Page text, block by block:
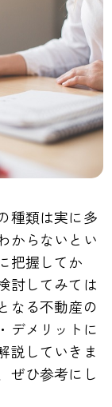
種類は実に多
からないとい
把握してか
討してみては
なる不動産の
デメリットに
説していきま
ぜひ参考にし